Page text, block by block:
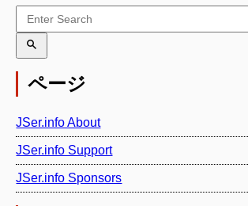
ページ
JSer.info About
JSer.info Support
JSer.info Sponsors